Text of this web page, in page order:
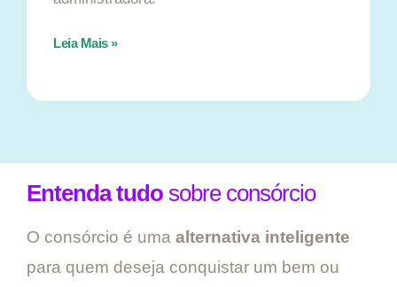
Leia Mais »
Entenda tudo sobre consórcio
O consórcio é uma alternativa inteligente
para quem deseja conquistar um bem ou